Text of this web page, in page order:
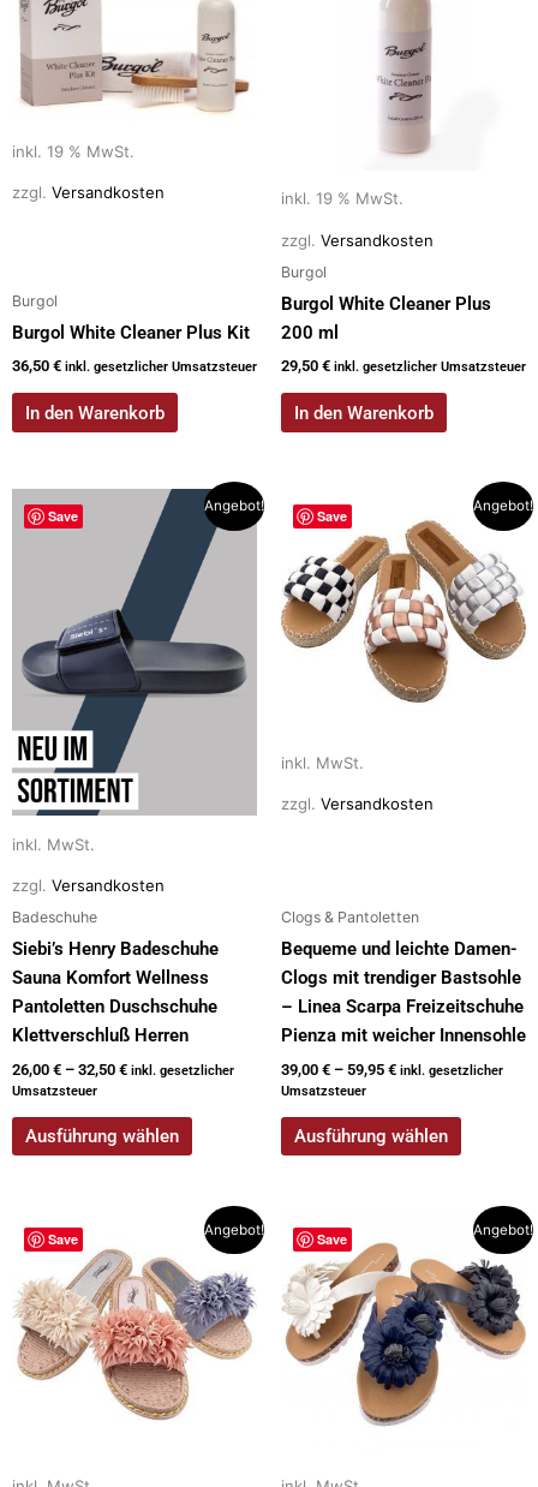
inkl. 19 % MwSt.
zzgl. Versandkosten
Burgol
Burgol White Cleaner Plus Kit
36,50 € inkl. gesetzlicher Umsatzsteuer
In den Warenkorb
inkl. 19 % MwSt.
zzgl. Versandkosten
Burgol
Burgol White Cleaner Plus
200 ml
29,50 € inkl. gesetzlicher Umsatzsteuer
In den Warenkorb
Save
Angebot!
inkl. MwSt.
zzgl. Versandkosten
Badeschuhe
Siebi’s Henry Badeschuhe
Sauna Komfort Wellness
Pantoletten Duschschuhe
Klettverschluß Herren
26,00 € – 32,50 € inkl. gesetzlicher
Umsatzsteuer
Ausführung wählen
Dieses
Produkt
Varianten
auf.
Die
Optionen
können
auf
der
Produktseite
gewählt
werden
Save
Angebot!
inkl. MwSt.
zzgl. Versandkosten
Clogs & Pantoletten
Bequeme und leichte Damen-
Clogs mit trendiger Bastsohle
– Linea Scarpa Freizeitschuhe
Pienza mit weicher Innensohle
39,00 € – 59,95 € inkl. gesetzlicher
Umsatzsteuer
Ausführung wählen
Dieses
Produkt
weist
mehrere
Varianten
auf.
auf
Produktseite
Save
Angebot!
Dieses
Produkt
weist
mehrere
Varianten
auf.
Save
Angebot!
Dieses
Produkt
weist
mehrere
Varianten
auf.